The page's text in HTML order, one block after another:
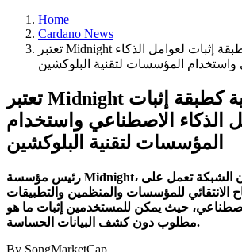
Home
Cardano News
تعتبر Midnight الخصوصية كطبقة إثبات لعوامل الذكاء
واستخدام المؤسسات لتقنية البلوكشين
تعتبر Midnight الخصوصية كطبقة إثبات
الذكاء الاصطناعي واستخدام
المؤسسات لتقنية البلوكشين
رئيس مؤسسة Midnight، فهيم سيد، يقول إن الشبكة تعمل على
الانتقائي للمؤسسات والمنظمين والتطبيقات
حيث يمكن للمستخدمين إثبات ما هو
مطلوب دون كشف البيانات الحساسة.
By SongMarketCap